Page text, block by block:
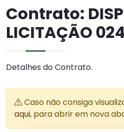
Contrato:
LICITAÇÃO
Detalhes do Contrato.
Caso não consiga
aqui, para abrir em nova